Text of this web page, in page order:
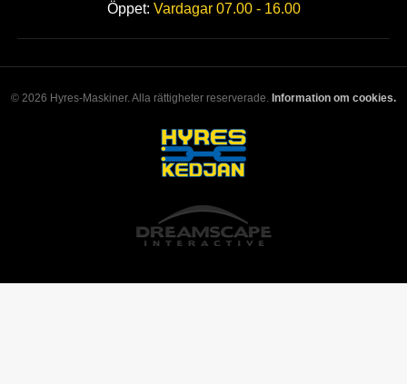
Öppet: Vardagar 07.00 - 16.00
© 2026 Hyres-Maskiner. Alla rättigheter reserverade. Information om cookies.